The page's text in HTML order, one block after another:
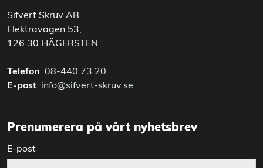
Sifvert Skruv AB
Elektravägen 53,
126 30 HÄGERSTEN
Telefon: 08-440 73 20
E-post: info@sifvert-skruv.se
Prenumerera på vårt nyhetsbrev
E-post